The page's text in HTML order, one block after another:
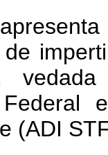
(ADI